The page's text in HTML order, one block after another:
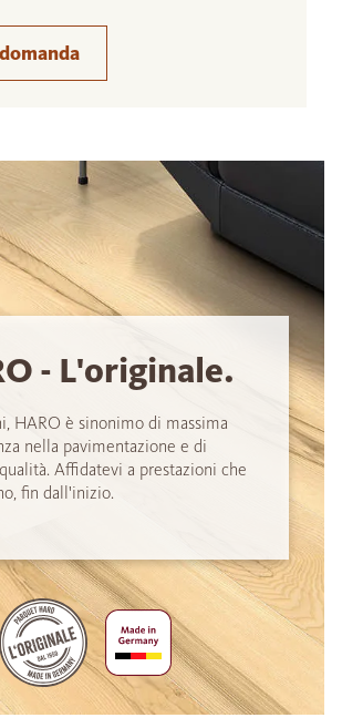
- L'originale.
HARO è sinonimo di massima
nella pavimentazione e di
Affidatevi a prestazioni che
fin dall'inizio.